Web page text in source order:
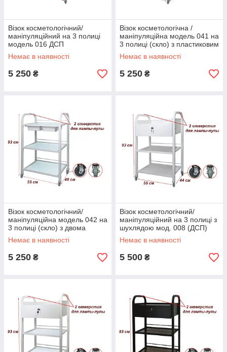
Візок косметологічний/
маніпуляційний на 3 полиці
модель 016 ДСП
Немає в наявності
5 250 ₴
Візок косметологічна /
маніпуляційна модель 041 на
3 полиці (скло) з пластиковим
лотком
Немає в наявності
5 250 ₴
Візок косметологічний/
маніпуляційна модель 042 на
3 полиці (скло) з двома
пластиковими лотками
Немає в наявності
5 250 ₴
Візок косметологічний/
маніпуляційний на 3 полиці з
шухлядою мод. 008 (ДСП)
Немає в наявності
5 500 ₴